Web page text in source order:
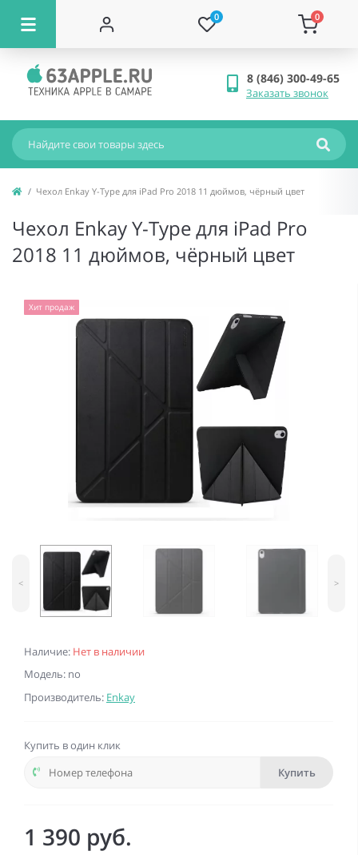
0 0
8 (846) 300-49-65
Заказать звонок
Чехол Enkay Y-Type для iPad Pro 2018 11 дюймов, чёрный цвет
Чехол Enkay Y-Type для iPad Pro
2018 11 дюймов, чёрный цвет
Наличие: Нет в наличии
Модель: no
Производитель: Enkay
Хит продаж
< >
Купить в один клик
Купить
1 390 руб.